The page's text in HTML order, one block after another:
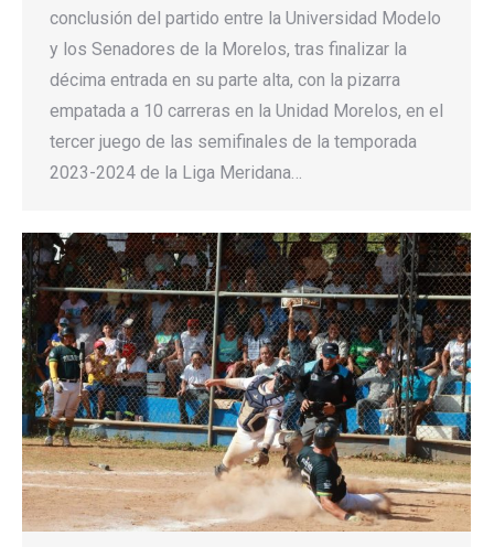
conclusión del partido entre la Universidad Modelo
y los Senadores de la Morelos, tras finalizar la
décima entrada en su parte alta, con la pizarra
empatada a 10 carreras en la Unidad Morelos, en el
tercer juego de las semifinales de la temporada
2023-2024 de la Liga Meridana…